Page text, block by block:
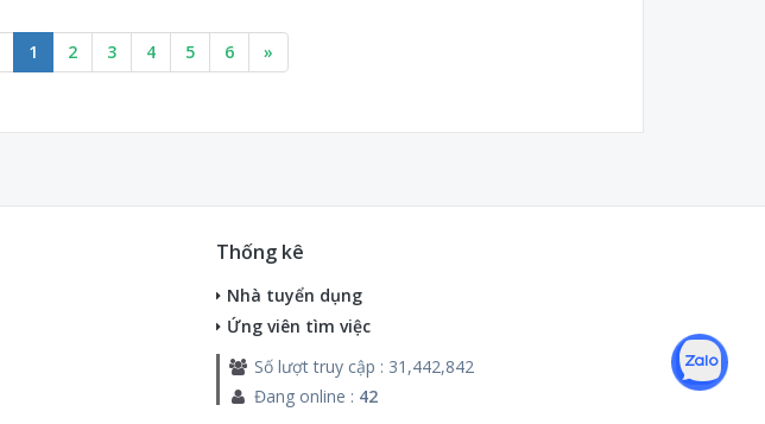
1 2 3 4 5 6 »
Thống kê
Nhà tuyển dụng
Ứng viên tìm việc
Số lượt truy cập : 31,442,842
Đang online : 42